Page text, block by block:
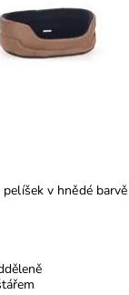
v hnědé